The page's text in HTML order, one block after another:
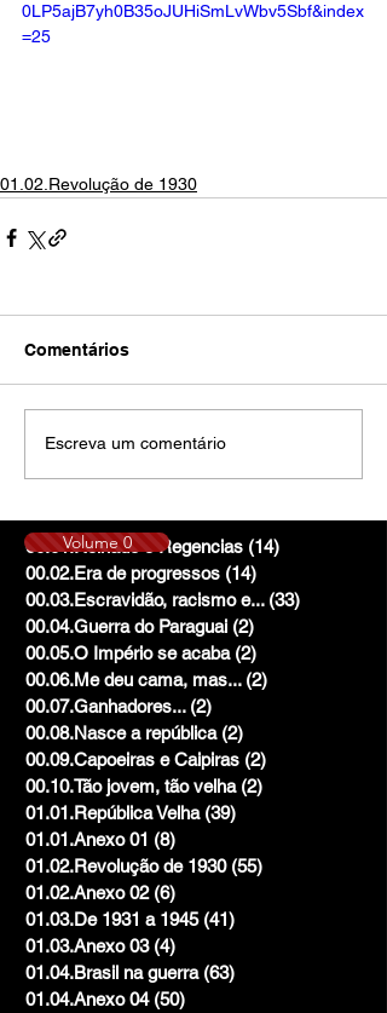
0LP5ajB7yh0B35oJUHiSmLvWbv5Sbf&index
=25
01.02.Revolução de 1930
Comentários
Escreva um comentário
00.01.Reinado e Regencias (14)
00.02.Era de progressos (14)
00.03.Escravidão, racismo e... (33)
00.04.Guerra do Paraguai (2)
00.05.O Império se acaba (2)
00.06.Me deu cama, mas... (2)
00.07.Ganhadores... (2)
00.08.Nasce a república (2)
00.09.Capoeiras e Caipiras (2)
00.10.Tão jovem, tão velha (2)
01.01.República Velha (39)
01.01.Anexo 01 (8)
01.02.Revolução de 1930 (55)
01.02.Anexo 02 (6)
01.03.De 1931 a 1945 (41)
01.03.Anexo 03 (4)
01.04.Brasil na guerra (63)
01.04.Anexo 04 (50)
Volume 0